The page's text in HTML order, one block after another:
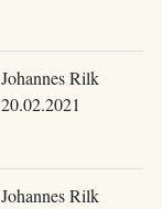
Johannes Rilk
20.02.2021
Johannes Rilk